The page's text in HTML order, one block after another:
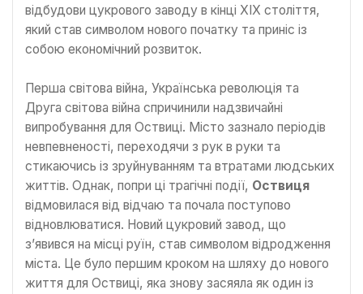
відбудови цукрового заводу в кінці XIX століття,
який став символом нового початку та приніс із
собою економічний розвиток.
Перша світова війна, Українська революція та
Друга світова війна спричинили надзвичайні
випробування для Оствиці. Місто зазнало періодів
невпевненості, переходячи з рук в руки та
стикаючись із зруйнуванням та втратами людських
життів. Однак, попри ці трагічні події, Оствиця
відмовилася від відчаю та почала поступово
відновлюватися. Новий цукровий завод, що
з’явився на місці руїн, став символом відродження
міста. Це було першим кроком на шляху до нового
життя для Оствиці, яка знову засяяла як один із